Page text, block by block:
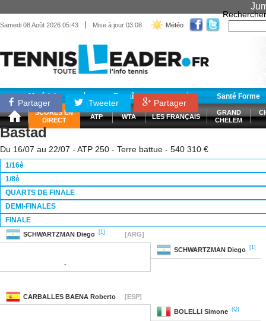
Samedi 08 Août 2026 05:43 | Mise à jour 03:08 Météo
Rechercher
Matériel Entraînement Santé Forme
SCORES EN
DIRECT
ATP WTA LES FRANÇAIS
GRAND
CHELEM
Partager Tweeter Partager
Bastad
Du 16/07 au 22/07 - ATP 250 - Terre battue - 540 310 €
1/16è
1/8è
QUARTS DE FINALE
DEMI-FINALES
FINALE
SCHWARTZMAN Diego [1] [ARG]
SCHWARTZMAN Diego [1]
-
CARBALLES BAENA Roberto [ESP]
BOLELLI Simone (Q)